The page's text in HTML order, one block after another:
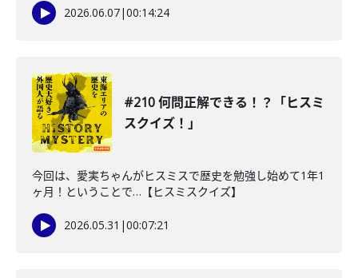
2026.06.07|00:14:24
#210 何問正解できる！？「ヒスミ
スクイズ！」
今回は、愛実ちゃんがヒスミスで歴史を勉強し始めて1年1
ヶ月！ということで…【ヒスミスクイズ】
2026.05.31 |00:07:21